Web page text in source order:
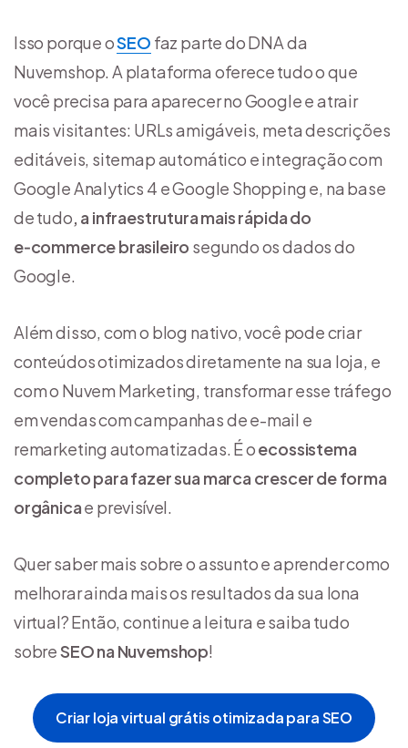
Isso porque oSEO faz parte do DNA da
Nuvemshop. A plataforma oferece tudo o que
você precisa para aparecer no Google e atrair
mais visitantes: URLs amigáveis, meta descrições
editáveis, sitemap automático e integração com
Google Analytics 4 e Google Shopping e, na base
de tudo, a infraestrutura mais rápida do
e‑commerce brasileiro segundo os dados do
Google.
Além disso, com o blog nativo, você pode criar
conteúdos otimizados diretamente na sua loja, e
com o Nuvem Marketing, transformar esse tráfego
em vendas com campanhas de e-mail e
remarketing automatizadas. É oecossistema
completo para fazer sua marca crescer de forma
orgânicae previsível.
Quer saber mais sobre o assunto e aprender como
melhorar ainda mais os resultados da sua lona
virtual? Então, continue a leitura e saiba tudo
sobreSEO na Nuvemshop!
Criar loja virtual grátis otimizada para SEO